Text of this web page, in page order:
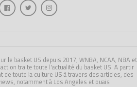
le basket US depuis 2017, WNBA, NCAA, NBA et
traite toute l'actualité du basket US. A partir
de toute la culture US à travers des articles, des
notamment à Los Angeles et ouais